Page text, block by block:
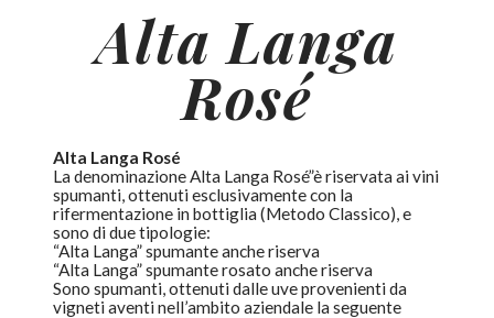
Alta Langa
Rosé
Alta Langa Rosé
La denominazione Alta Langa Rosé”è riservata ai vini
spumanti, ottenuti esclusivamente con la
rifermentazione in bottiglia (Metodo Classico), e
sono di due tipologie:
“Alta Langa” spumante anche riserva
“Alta Langa” spumante rosato anche riserva
Sono spumanti, ottenuti dalle uve provenienti da
vigneti aventi nell’ambito aziendale la seguente